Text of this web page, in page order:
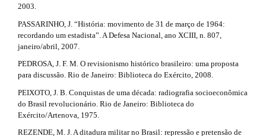
b
o
o
t
t
r
a
a
e
t
a
i
l
s
2003.
PASSARINHO, J. “História: movimento de 31 de março de 1964:
recordando um estadista”. A Defesa Nacional, ano XCIII, n. 807,
janeiro/abril, 2007.
PEDROSA, J. F. M. O revisionismo histórico brasileiro: uma proposta
para discussão. Rio de Janeiro: Biblioteca do Exército, 2008.
PEIXOTO, J. B. Conquistas de uma década: radiografia socioeconômica
do Brasil revolucionário. Rio de Janeiro: Biblioteca do
Exército/Artenova, 1975.
REZENDE, M. J. A ditadura militar no Brasil: repressão e pretensão de